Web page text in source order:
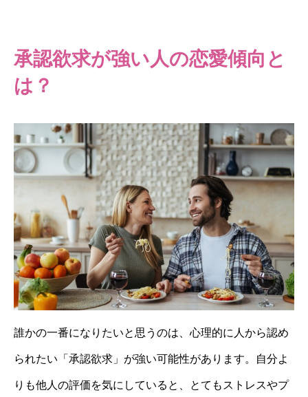
承認欲求が強い人の恋愛傾向と
は？
誰かの一番になりたいと思うのは、心理的に人から認め
られたい「承認欲求」が強い可能性があります。自分よ
りも他人の評価を気にしていると、とてもストレスやプ